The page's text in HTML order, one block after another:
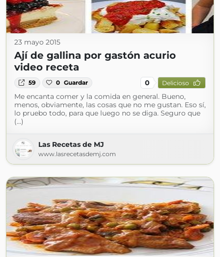
23 mayo 2015
Ají de gallina por gastón acurio
video receta
59 0 Guardar 0 Delicioso
Me encanta comer y la comida en general. Bueno,
menos, obviamente, las cosas que no me gustan. Eso sí,
lo pruebo todo, para que luego no se diga. Seguro que
(...)
Las Recetas de MJ
www.lasrecetasdemj.com